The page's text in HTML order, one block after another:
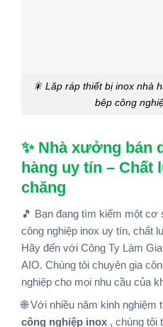
🎇 Lăp ráp thiết bị inox nhà
bêp công
✨ Nhà xưởng bán
hàng uy tín – Chất
chăng
🎵 Bạn đang tìm kiếm một cơ
công nghiệp inox uy tín, chất
Hãy đến với Công Ty Làm
AIO. Chúng tôi chuyên gia
nghiệp cho mọi nhu cầu của
🌐 Với nhiều năm kinh nghiệm
công nghiệp inox , chúng tôi